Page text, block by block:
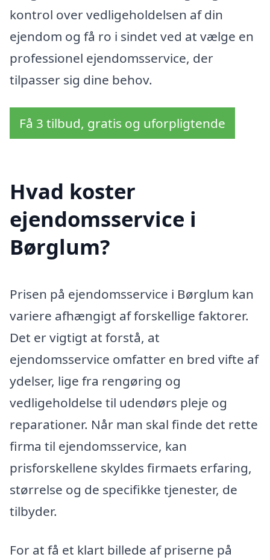
kontrol over vedligeholdelsen af din
ejendom og få ro i sindet ved at vælge en
professionel ejendomsservice, der
tilpasser sig dine behov.
Få 3 tilbud, gratis og uforpligtende
Hvad koster
ejendomsservice i
Børglum?
Prisen på ejendomsservice i Børglum kan
variere afhængigt af forskellige faktorer.
Det er vigtigt at forstå, at
ejendomsservice omfatter en bred vifte af
ydelser, lige fra rengøring og
vedligeholdelse til udendørs pleje og
reparationer. Når man skal finde det rette
firma til ejendomsservice, kan
prisforskellene skyldes firmaets erfaring,
størrelse og de specifikke tjenester, de
tilbyder.
For at få et klart billede af priserne på